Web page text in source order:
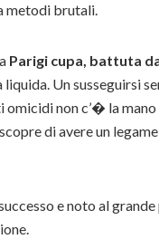
metodi brutali.
Parigi cupa, battuta
Un susseguirsi
non c’� la mano
di avere un
e noto al